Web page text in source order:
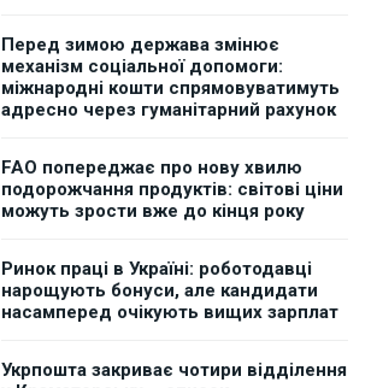
Перед зимою держава змінює
механізм соціальної допомоги:
міжнародні кошти спрямовуватимуть
адресно через гуманітарний рахунок
FAO попереджає про нову хвилю
подорожчання продуктів: світові ціни
можуть зрости вже до кінця року
Ринок праці в Україні: роботодавці
нарощують бонуси, але кандидати
насамперед очікують вищих зарплат
Укрпошта закриває чотири відділення